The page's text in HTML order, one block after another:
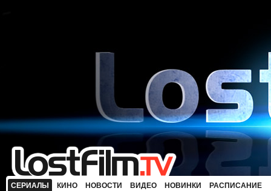
СЕРИАЛЫ КИНО НОВОСТИ ВИДЕО НОВИНКИ РАСПИСАНИЕ